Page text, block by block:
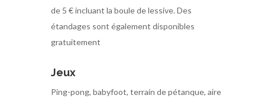
de 5 € incluant la boule de lessive. Des
étandages sont également disponibles
gratuitement
Jeux
Ping-pong, babyfoot, terrain de pétanque, aire